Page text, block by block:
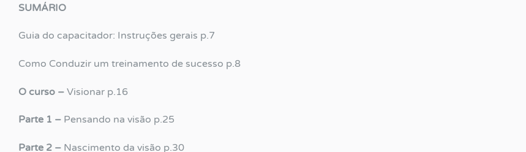
SUMÁRIO
Guia do capacitador: Instruções gerais p.7
Como Conduzir um treinamento de sucesso p.8
O curso – Visionar p.16
Parte 1 – Pensando na visão p.25
Parte 2 – Nascimento da visão p.30